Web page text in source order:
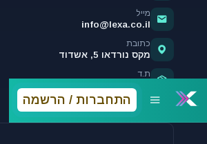
התחברות / הרשמה
מייל
info@lexa.co.il
כתובת
מקס נורדאו 5, אשדוד
ת.ד
ימי א'-ה', 09:30-17:00